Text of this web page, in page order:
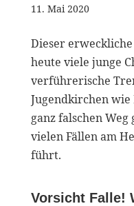
11. Mai 2020
Dieser
heute viele junge
verführerische
Jugendkirchen wie
ganz falschen
vielen Fällen am
führt.
Vorsicht Falle!